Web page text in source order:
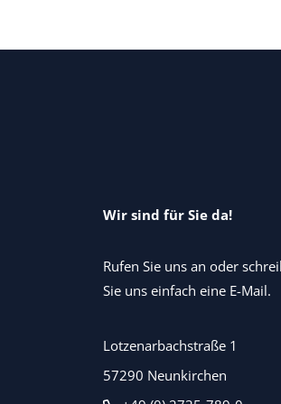
Wir sind für Sie da!
Rufen Sie uns an oder
Sie uns einfach eine E-Mail.
Lotzenarbachstraße 1
57290 Neunkirchen